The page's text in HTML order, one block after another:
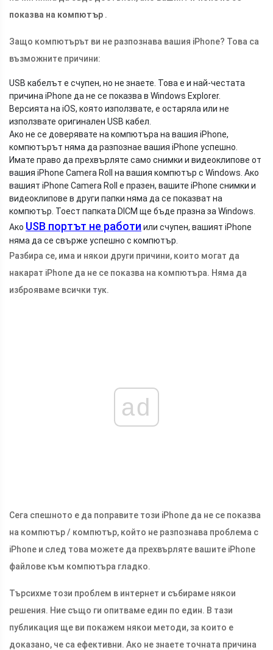
показва на компютър .
Защо компютърът ви не разпознава вашия iPhone? Това са
възможните причини:
USB кабелът е счупен, но не знаете. Това е и най-честата
причина iPhone да не се показва в Windows Explorer.
Версията на iOS, която използвате, е остаряла или не
използвате оригинален USB кабел.
Ако не се доверявате на компютъра на вашия iPhone,
компютърът няма да разпознае вашия iPhone успешно.
Имате право да прехвърляте само снимки и видеоклипове от
вашия iPhone Camera Roll на вашия компютър с Windows. Ако
вашият iPhone Camera Roll е празен, вашите iPhone снимки и
видеоклипове в други папки няма да се показват на
компютър. Тоест папката DICM ще бъде празна за Windows.
Ако USB портът не работи или счупен, вашият iPhone
няма да се свърже успешно с компютър.
Разбира се, има и някои други причини, които могат да
накарат iPhone да не се показва на компютъра. Няма да
изброяваме всички тук.
ad
Сега спешното е да поправите този iPhone да не се показва
на компютър / компютър, който не разпознава проблема с
iPhone и след това можете да прехвърляте вашите iPhone
файлове към компютъра гладко.
Търсихме този проблем в интернет и събираме някои
решения. Ние също ги опитваме един по един. В тази
публикация ще ви покажем някои методи, за които е
доказано, че са ефективни. Ако не знаете точната причина